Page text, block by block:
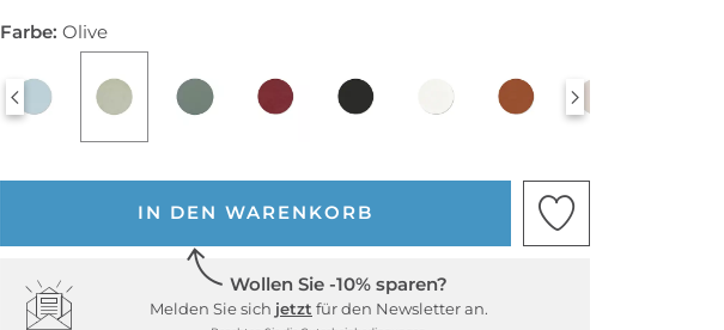
Farbe: Olive
IN DEN WARENKORB
Wollen Sie -10% sparen?
Melden Sie sich jetzt für den Newsletter an.